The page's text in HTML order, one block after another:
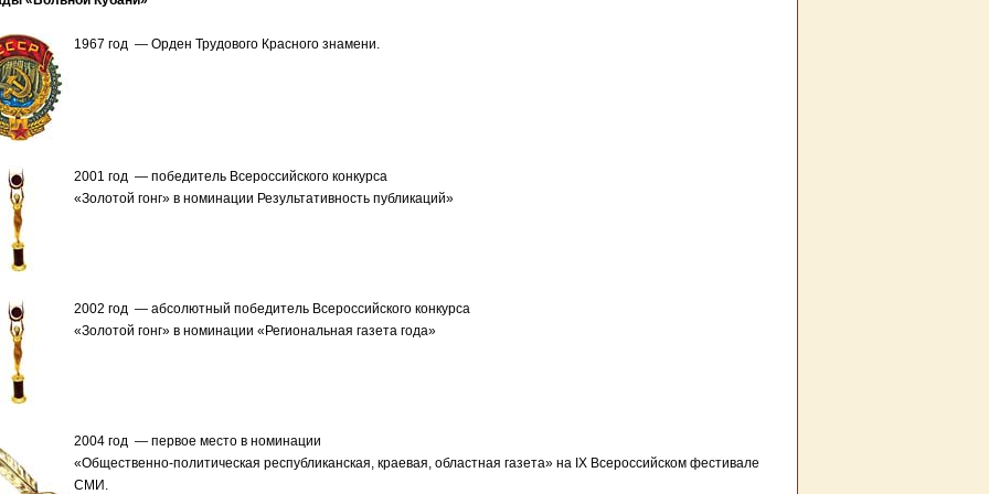
1967 год — Орден Трудового Красного знамени.
2001 год — победитель Всероссийского конкурса
«Золотой гонг» в номинации Результативность публикаций»
2002 год — абсолютный победитель Всероссийского конкурса
«Золотой гонг» в номинации «Региональная газета года»
2004 год — первое место в номинации
«Общественно-политическая республиканская, краевая, областная газета» на IX Всероссийском фестивале
СМИ.